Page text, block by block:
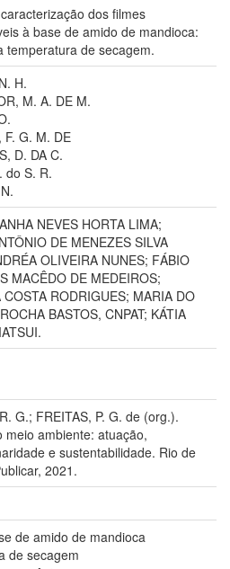
dos filmes
à base de amido de mandioca:
temperatura de secagem.
H.
M. A. DE M.
F. G. M. DE
D. DA C.
do S. R.
NEVES HORTA LIMA;
DE MENEZES SILVA
OLIVEIRA NUNES; FÁBIO
MACÊDO DE MEDEIROS;
COSTA RODRIGUES; MARIA DO
BASTOS, CNPAT; KÁTIA
G.; FREITAS, P. G. de (org.).
meio ambiente: atuação,
e sustentabilidade. Rio de
2021.
de amido de mandioca
de secagem